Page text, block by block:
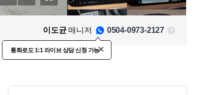
이도균매니저 0504-0973-2127
통화로도 1:1 라이브 상담 신청 가능